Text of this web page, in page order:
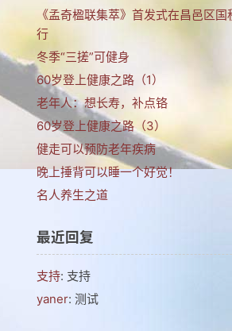
《孟奇楹联集萃》首发式在昌邑区国
行
冬季“三搓”可健身
60岁登上健康之路（1）
老年人：想长寿，补点铬
60岁登上健康之路（3）
健走可以预防老年疾病
晚上捶背可以睡一个好觉！
名人养生之道
最近回复
支持: 支持
yaner: 测试